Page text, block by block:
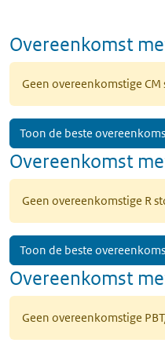
Overeenkomst
Geen overeenkomstige
Toon de beste
Overeenkomst
Geen overeenkomstige R
Toon de beste
Overeenkomst
Geen overeenkomstige